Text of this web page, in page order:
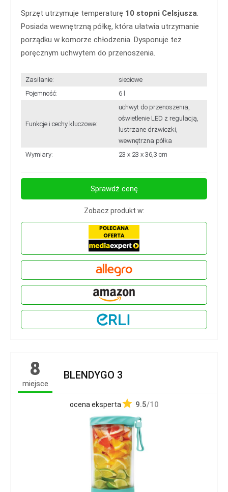
Sprzęt utrzymuje temperaturę 10 stopni Celsjusza.
Posiada wewnętrzną półkę, która ułatwia utrzymanie
porządku w komorze chłodzenia. Dysponuje też
poręcznym uchwytem do przenoszenia.
Zasilanie:
sieciowe
Pojemność:
6 l
Funkcje i cechy kluczowe:
uchwyt do przenoszenia,
oświetlenie LED z regulacją,
lustrzane drzwiczki,
wewnętrzna półka
Wymiary:
23 x 23 x 36,3 cm
Sprawdź cenę
Zobacz produkt w:
8
miejsce
BLENDYGO 3
ocena eksperta 9.5/10